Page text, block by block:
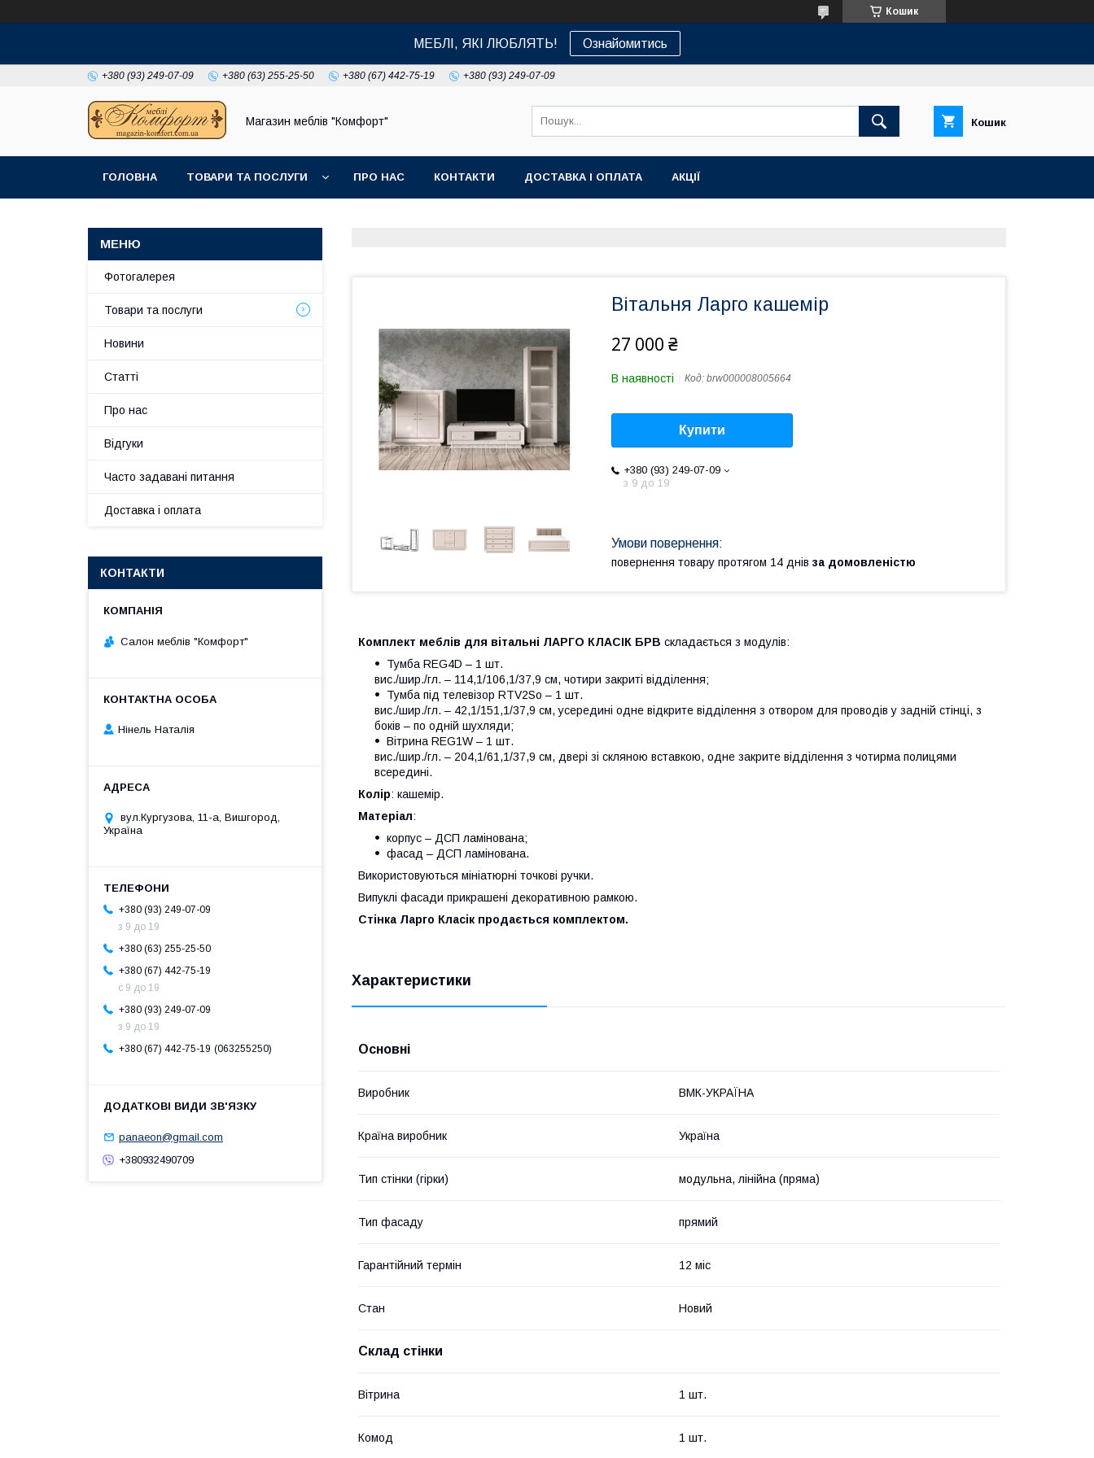
Кошик
МЕБЛІ, ЯКІ ЛЮБЛЯТЬ! Ознайомитись
+380 (93) 249-07-09 +380 (63) 255-25-50 +380 (67) 442-75-19 +380 (93) 249-07-09
Магазин меблів "Комфорт" Кошик
ГОЛОВНА ТОВАРИ ТА ПОСЛУГИ ПРО НАС КОНТАКТИ ДОСТАВКА І ОПЛАТА АКЦІЇ
Вітальня Ларго кашемір
27 000 ₴
В наявності Код: brw000008005664
Купити
+380 (93) 249-07-09
з 9 до 19
повернення товару протягом 14 днів за домовленістю
Комплект меблів для вітальні ЛАРГО КЛАСІК БРВ складається з модулів:
Тумба REG4D – 1 шт.
вис./шир./гл. – 114,1/106,1/37,9 см, чотири закриті відділення;
Тумба під телевізор RTV2So – 1 шт.
вис./шир./гл. – 42,1/151,1/37,9 см, усередині одне відкрите відділення з отвором для проводів у задній стінці, з
боків – по одній шухляди;
Вітрина REG1W – 1 шт.
вис./шир./гл. – 204,1/61,1/37,9 см, двері зі скляною вставкою, одне закрите відділення з чотирма полицями
всередині.
Колір: кашемір.
Матеріал:
корпус – ДСП ламінована;
фасад – ДСП ламінована.
Використовуються мініатюрні точкові ручки.
Випуклі фасади прикрашені декоративною рамкою.
Стінка Ларго Класік продається комплектом.
Характеристики
Основні
Виробник ВМК-УКРАЇНА
Країна виробник Україна
Тип стінки (гірки) модульна, лінійна (пряма)
Тип фасаду прямий
Гарантійний термін 12 міс
Стан Новий
Склад стінки
Вітрина 1 шт.
Комод 1 шт.
Фотогалерея
Товари та послуги
Новини
Статті
Про нас
Відгуки
Часто задавані питання
Доставка і оплата
КОНТАКТИ
Салон меблів "Комфорт"
Нінель Наталія
вул.Кургузова, 11-а, Вишгород,
Україна
+380 (93) 249-07-09
з 9 до 19
+380 (63) 255-25-50
+380 (67) 442-75-19
с 9 до 19
+380 (93) 249-07-09
з 9 до 19
+380 (67) 442-75-19
063255250
panaeon@gmail.com
+380932490709